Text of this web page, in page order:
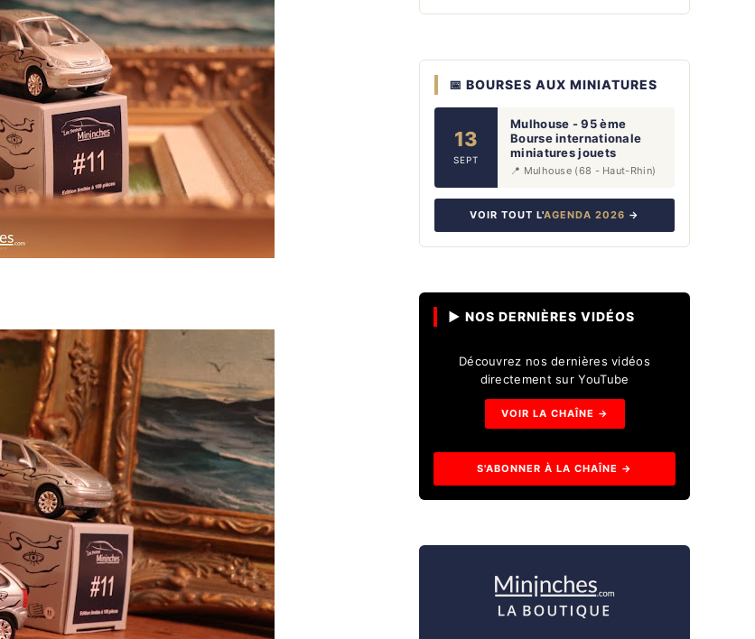
📅 BOURSES AUX MINIATURES
13
SEPT
Mulhouse - 95 ème
Bourse internationale
miniatures jouets
📍 Mulhouse (68 - Haut-Rhin)
VOIR TOUT L'AGENDA 2026 →
▶ NOS DERNIÈRES VIDÉOS
Découvrez nos dernières vidéos
directement sur YouTube
VOIR LA CHAÎNE →
S'ABONNER À LA CHAÎNE →